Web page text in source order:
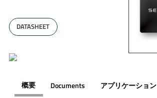
DATASHEET
概要 Documents アプリケーション